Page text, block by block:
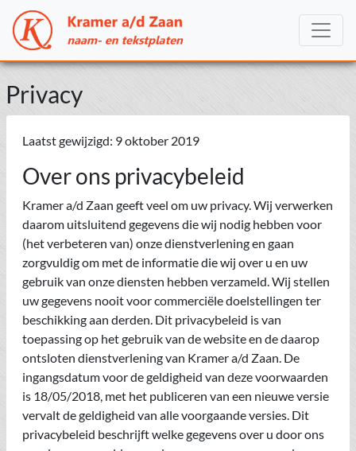
Privacy
Laatst gewijzigd: 9 oktober 2019
Over ons privacybeleid
Kramer a/d Zaan geeft veel om uw privacy. Wij verwerken
daarom uitsluitend gegevens die wij nodig hebben voor
(het verbeteren van) onze dienstverlening en gaan
zorgvuldig om met de informatie die wij over u en uw
gebruik van onze diensten hebben verzameld. Wij stellen
uw gegevens nooit voor commerciële doelstellingen ter
beschikking aan derden. Dit privacybeleid is van
toepassing op het gebruik van de website en de daarop
ontsloten dienstverlening van Kramer a/d Zaan. De
ingangsdatum voor de geldigheid van deze voorwaarden
is 18/05/2018, met het publiceren van een nieuwe versie
vervalt de geldigheid van alle voorgaande versies. Dit
privacybeleid beschrijft welke gegevens over u door ons